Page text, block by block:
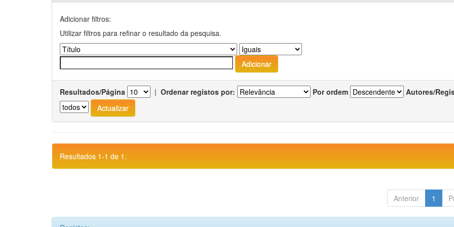
Adicionar filtros:
Utilizar filtros para refinar o resultado da pesquisa.
Resultados/Página | Ordenar registos por: Por ordem Autores/
Resultados 1-1 de 1.
Anterior 1